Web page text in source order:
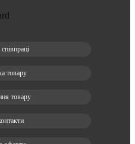
товару
товару